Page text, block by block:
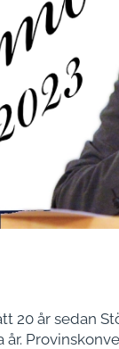
20 år sedan